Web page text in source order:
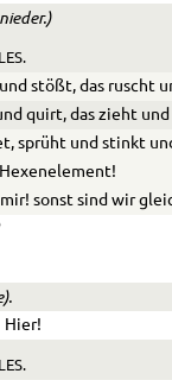
stößt, das ruscht
quirt, das zieht
sprüht und stinkt
mir! sonst sind wir
Hier!